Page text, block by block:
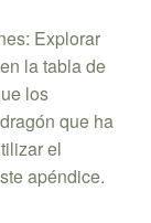
Explorar
la tabla de
los
que ha
el
apéndice.